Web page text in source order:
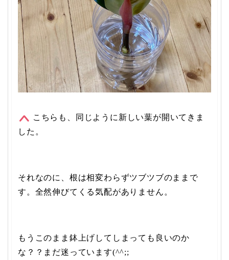
こちらも、同じように新しい葉が開いてきま
した。
それなのに、根は相変わらずツブツブのままで
す。全然伸びてくる気配がありません。
もうこのまま鉢上げしてしまっても良いのか
な？？まだ迷っています(^^;;